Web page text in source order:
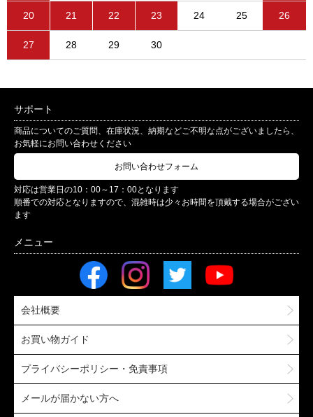
20 21 22 23 24 25 26
27 28 29 30
サポート
商品についてのご質問、在庫状況、納期などご不明な点がございましたら、
お気軽にお問い合わせください
お問い合わせフォーム
対応は営業日の10：00～17：00となります
順番での対応となりますので、混雑時は少々お時間を頂戴する場合がござい
ます
会社概要
お買い物ガイド
プライバシーポリシー・免責事項
メールが届かない方へ